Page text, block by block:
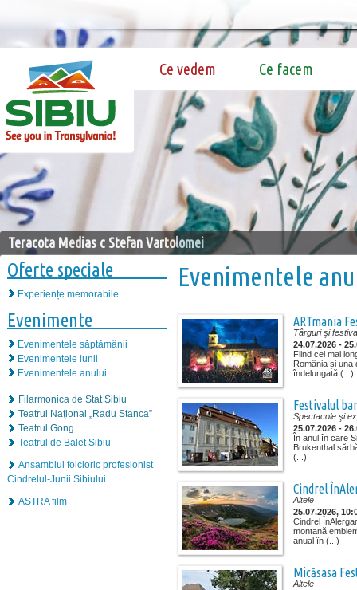
Ce vedem Ce facem
Teracota Medias c Stefan Vartolomei
Oferte speciale
Experiențe memorabile
Evenimente
Evenimentele săptămânii
Evenimentele lunii
Evenimentele anului
Filarmonica de Stat Sibiu
Teatrul Naţional „Radu Stanca”
Teatrul Gong
Teatrul de Balet Sibiu
Ansamblul folcloric profesionist
Cindrelul-Junii Sibiului
ASTRA film
Evenimentele
ARTmania
Târguri şi
24.07.2026 -
Fiind cel mai
România și una
îndelungată (...)
Festivalul
Spectacole şi
25.07.2026 -
În anul în care
Brukenthal
(...)
Cindrel
Altele
25.07.2026,
Cindrel
montană
anual în (...)
Micăsasa
Altele